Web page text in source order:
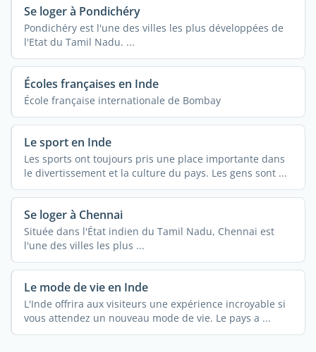
Se loger à Pondichéry
Pondichéry est l'une des villes les plus développées de
l'Etat du Tamil Nadu. ...
Écoles françaises en Inde
École française internationale de Bombay
Le sport en Inde
Les sports ont toujours pris une place importante dans
le divertissement et la culture du pays. Les gens sont ...
Se loger à Chennai
Située dans l'État indien du Tamil Nadu, Chennai est
l'une des villes les plus ...
Le mode de vie en Inde
L'Inde offrira aux visiteurs une expérience incroyable si
vous attendez un nouveau mode de vie. Le pays a ...